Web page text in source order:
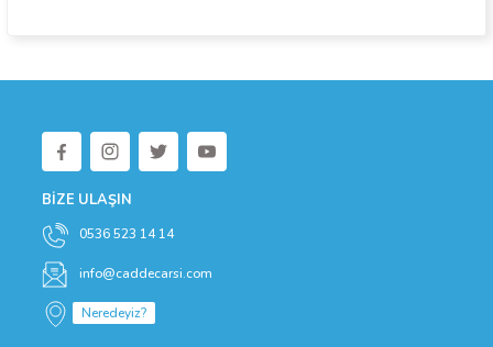
BİZE ULAŞIN
0536 523 14 14
info@caddecarsi.com
Neredeyiz?